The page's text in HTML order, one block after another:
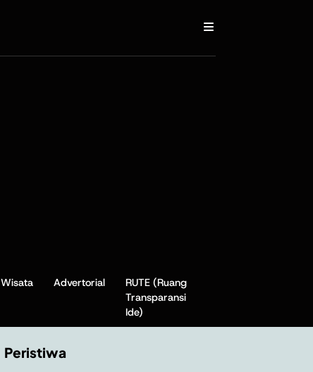
Wisata Advertorial
RUTE (Ruang
Transparansi
Ide)
Peristiwa